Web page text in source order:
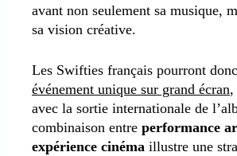
avant non seulement sa musique,
sa vision créative.
Les Swifties français pourront
événement unique sur grand écran,
avec la sortie internationale de
combinaison entre performance
expérience cinéma illustre une